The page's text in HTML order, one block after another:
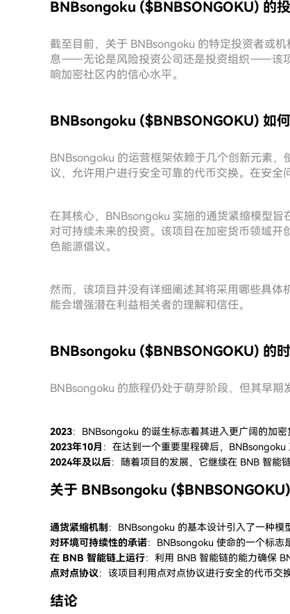
BNBsongoku ($BNBSONGOKU) 的投
截至目前，关于 BNBsongoku 的特定投资者或
息——无论是风险投资公司还是投资组织——该
响加密社区内的信心水平。
BNBsongoku ($BNBSONGOKU) 如何
BNBsongoku 的运营框架依赖于几个创新元素
议，允许用户进行安全可靠的代币交换。在安全
在其核心，BNBsongoku 实施的通货紧缩模型
对可持续未来的投资。该项目在加密货币领域
色能源倡议。
然而，该项目并没有详细阐述其将采用哪些具
能会增强潜在利益相关者的理解和信任。
BNBsongoku ($BNBSONGOKU) 的
BNBsongoku 的旅程仍处于萌芽阶段，但其早期
2023：BNBsongoku 的诞生标志着其进入更广阔的加密
2023年10月 ：在达到一个重要里程碑后，
2024年及以后：随着项目的发展，它继续在 BNB 智能
关于 BNBsongoku
通货紧缩机制 ：BNBsongoku 的基本设计引入了一种模
对环境可持续性的承诺：BNBsongoku 使命的一个标志
在 BNB 智能链上运行：利用 BNB 智能链的能力确保
点对点协议：该项目利用点对点协议进行安全的代币交
结论